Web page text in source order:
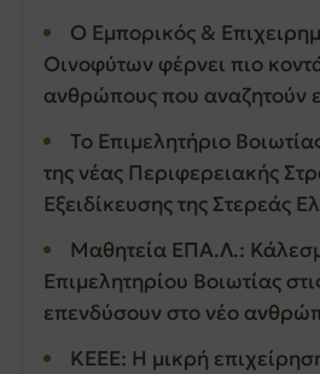
Ο Εμπορικός &
Οινοφύτων φέρνει πιο
ανθρώπους που αναζητούν
Το Επιμελητήριο
της νέας Περιφερειακής
Εξειδίκευσης της Στερεάς
Μαθητεία ΕΠΑ.Λ.:
Επιμελητηρίου Βοιωτίας
επενδύσουν στο νέο
ΚΕΕΕ: Η μικρή